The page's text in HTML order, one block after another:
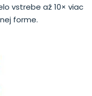
vstrebe až 10× viac
forme.